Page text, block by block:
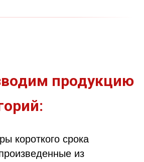
продукцию
короткого срока
из